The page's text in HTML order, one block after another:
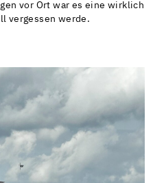
vor Ort war es eine wirklich
vergessen werde.